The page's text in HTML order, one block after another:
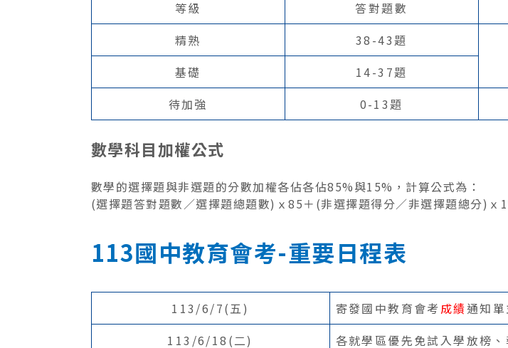
等級
答對題數
精熟
38-43題
基礎
14-37題
待加強
0-13題
數學科目加權公式
數學的選擇題與非選題的分數加權各佔各佔85%與15%，計算公式為：
(選擇題答對題數／選擇題總題數)ｘ85＋(非選擇題得分／非選擇題總分)ｘ
113國中教育會考-重要日程表
113/6/7(五) 寄發國中教育會考成績通知
113/6/18(二)
各就學區優先免試入學放榜、